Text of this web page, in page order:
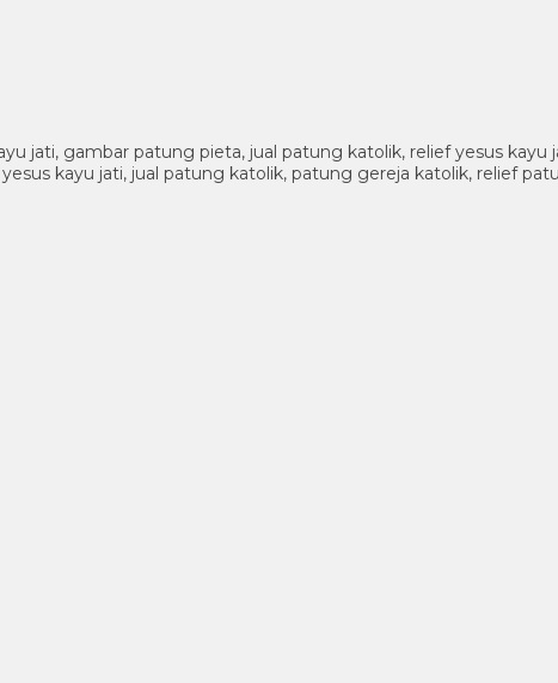
jati, gambar patung pieta, jual patung katolik, relief yesus
kayu jati, jual patung katolik, patung gereja katolik, relief